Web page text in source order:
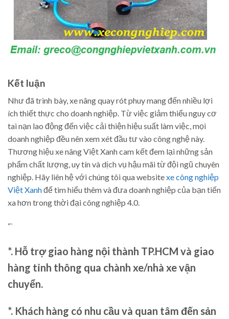
Kết luận
Như đã trình bày, xe nâng quay rót phuy mang đến nhiều lợi
ích thiết thực cho doanh nghiệp. Từ việc giảm thiểu nguy cơ
tai nạn lao động đến việc cải thiện hiệu suất làm việc, mọi
doanh nghiệp đều nên xem xét đầu tư vào công nghệ này.
Thương hiệu xe nâng Việt Xanh cam kết đem lại những sản
phẩm chất lượng, uy tín và dịch vụ hậu mãi từ đội ngũ chuyên
nghiệp. Hãy liên hệ với chúng tôi qua websitexe công nghiệp
Việt Xanhđể tìm hiểu thêm và đưa doanh nghiệp của bạn tiến
xa hơn trong thời đại công nghiệp 4.0.
“`
*. Hỗ trợ giao hàng nội thành TP.HCM và giao
hàng tỉnh thông qua chành xe/nhà xe vận
chuyển.
*. Khách hàng có nhu cầu và quan tâm đến sản